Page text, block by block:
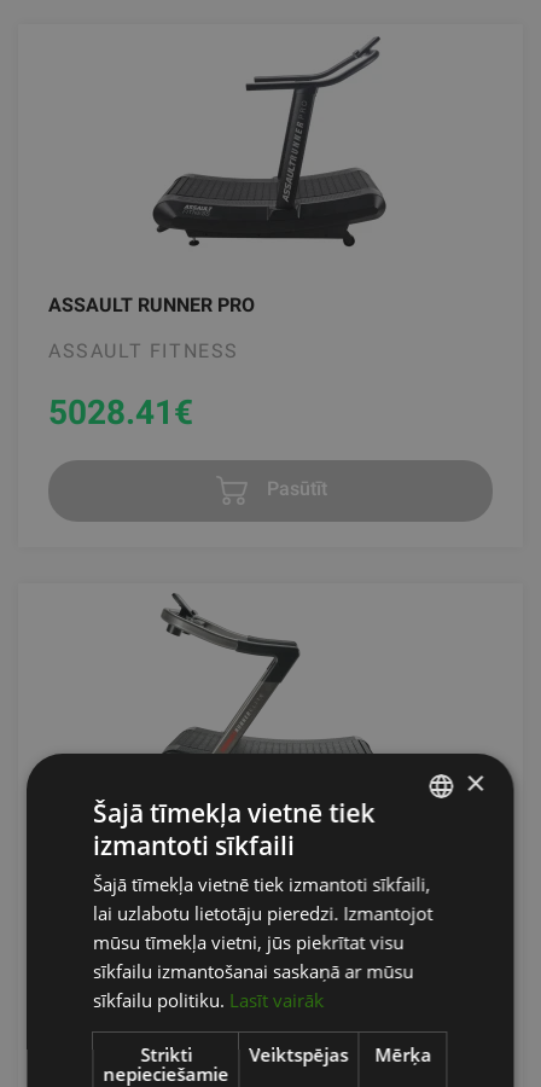
ASSAULT RUNNER PRO
ASSAULT FITNESS
5028.41€
Pasūtīt
ASSAULT FITNESS
5416.47€
Pasūtīt
ENGLISH
RUSSIAN
×
Šajā tīmekļa vietnē tiek
izmantoti sīkfaili
Šajā tīmekļa vietnē tiek izmantoti sīkfaili,
lai uzlabotu lietotāju pieredzi. Izmantojot
mūsu tīmekļa vietni, jūs piekrītat visu
sīkfailu izmantošanai saskaņā ar mūsu
sīkfailu politiku. Lasīt vairāk
Strikti
nepieciešamie
Veiktspējas Mērķa